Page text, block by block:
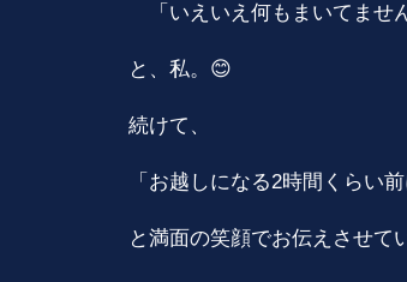
「いえいえ何もまいてませ
と、私。😊
続けて、
「お越しになる2時間くらい
と満面の笑顔でお伝えさせて